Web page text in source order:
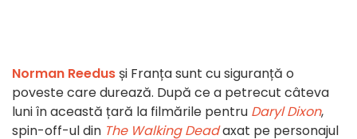
Norman Reedus și Franța sunt cu siguranță o
poveste care durează. După ce a petrecut câteva
luni în această țară la filmările pentru Daryl Dixon,
spin-off-ul din The Walking Deadaxat pe personajul